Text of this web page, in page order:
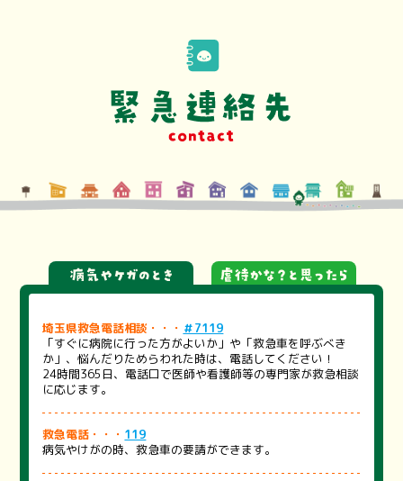
埼玉県救急電話相談・・・ ＃7119
「すぐに病院に行った方がよいか」や「救急車を呼ぶべき
か」、悩んだりためらわれた時は、電話してください！
24時間365日、電話口で医師や看護師等の専門家が救急相談
に応じます。
救急電話・・・ 119
病気やけがの時、救急車の要請ができます。